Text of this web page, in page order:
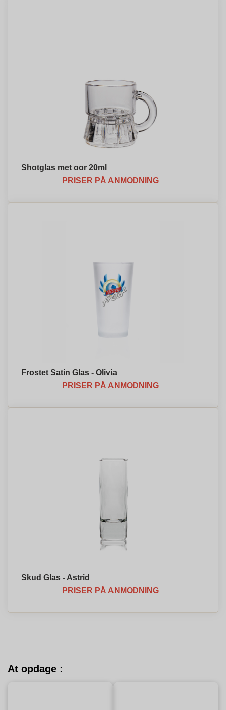
Shotglas met oor 20ml
PRISER PÅ ANMODNING
Frostet Satin Glas - Olivia
PRISER PÅ ANMODNING
Skud Glas - Astrid
PRISER PÅ ANMODNING
At opdage :